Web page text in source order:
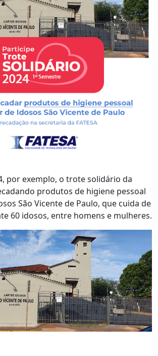
por exemplo, o trote solidário da
produtos de higiene pessoal
São Vicente de Paulo, que cuida de
60 idosos, entre homens e mulheres.